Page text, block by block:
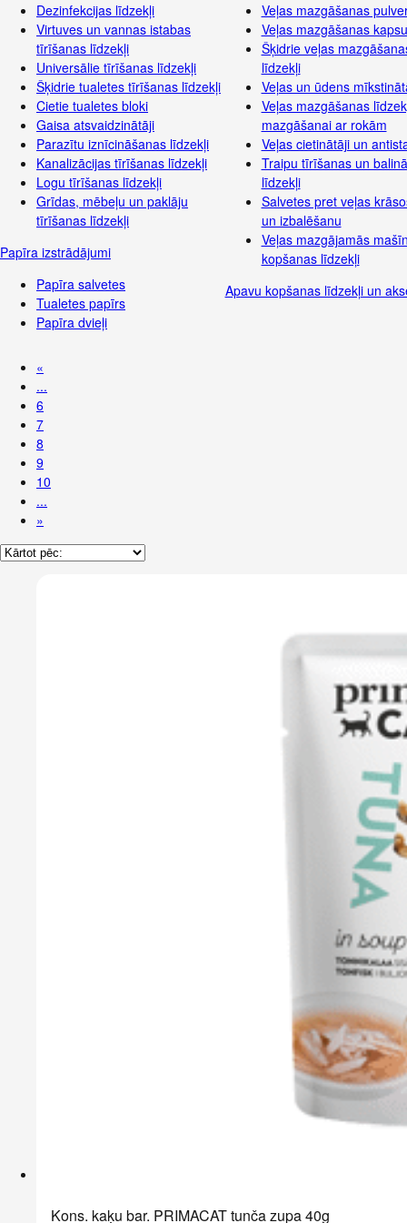
Dezinfekcijas līdzekļi
Virtuves un vannas istabas
tīrīšanas līdzekļi
Universālie tīrīšanas līdzekļi
Šķidrie tualetes tīrīšanas līdzekļi
Cietie tualetes bloki
Gaisa atsvaidzinātāji
Parazītu iznīcināšanas līdzekļi
Kanalizācijas tīrīšanas līdzekļi
Logu tīrīšanas līdzekļi
Grīdas, mēbeļu un paklāju
tīrīšanas līdzekļi
Papīra izstrādājumi
Papīra salvetes
Tualetes papīrs
Papīra dvieļi
Veļas mazgāšanas
Veļas mazgāšanas
Šķidrie veļas
līdzekļi
Veļas un ūdens
Veļas mazgāšanas
mazgāšanai ar rokām
Veļas cietinātāji un
Traipu tīrīšanas un
līdzekļi
Salvetes pret veļas
un izbalēšanu
Veļas mazgājamās
kopšanas līdzekļi
Apavu kopšanas līdzekļi un
«
...
6
7
8
9
10
...
»
Kons. kaķu bar. PRIMACAT tunča zupa 40g